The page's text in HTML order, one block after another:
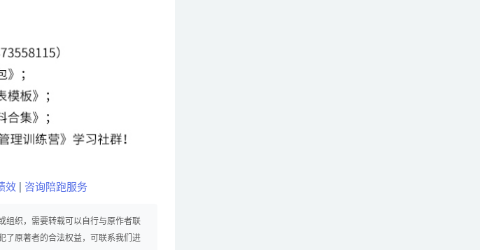
效| 咨询陪跑服务
组织，需要转载可以自行与原作者联
了原著者的合法权益，可联系我们进